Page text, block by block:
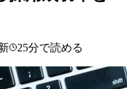
25分で読める